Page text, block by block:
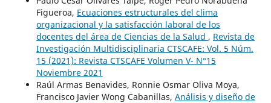
Figueroa, Ecuaciones estructurales del clima
organizacional y la satisfacción laboral de los
docentes del área de Ciencias de la Salud , Revista de
Investigación Multidisciplinaria CTSCAFE: Vol. 5 Núm.
15 (2021): Revista CTSCAFE Volumen V- N°15
Noviembre 2021
Raúl Armas Benavides, Ronnie Osmar Oliva Moya,
Francisco Javier Wong Cabanillas, Análisis y diseño de